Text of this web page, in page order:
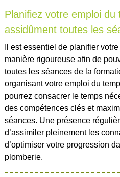
Planifiez votre emploi
assidûment toutes les
Il est essentiel de planifier
manière rigoureuse afin de
toutes les séances de la
organisant votre emploi du
pourrez consacrer le temps
des compétences clés et
séances. Une présence
d’assimiler pleinement les
d’optimiser votre progression
plomberie.